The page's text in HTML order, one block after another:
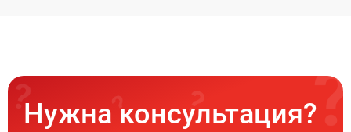
Нужна консультация?